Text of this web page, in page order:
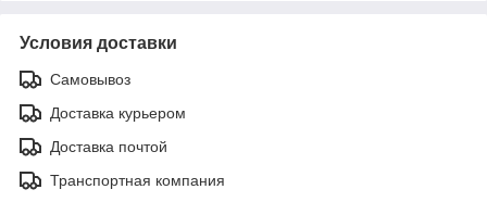
Условия доставки
Самовывоз
Доставка курьером
Доставка почтой
Транспортная компания